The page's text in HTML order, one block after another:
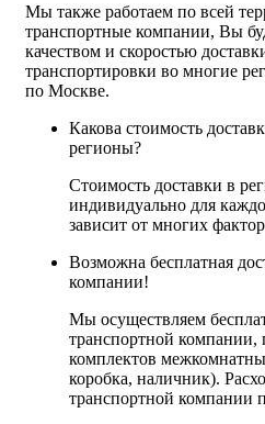
Мы также работаем по всей
транспортные компании, Вы
качеством и скоростью
транспортировки во многие
по Москве.
Какова стоимость
регионы?
Стоимость доставки в
индивидуально для
зависит от многих
Возможна бесплатная
компании!
Мы осуществляем
транспортной компании,
комплектов
коробка, наличник).
транспортной компании